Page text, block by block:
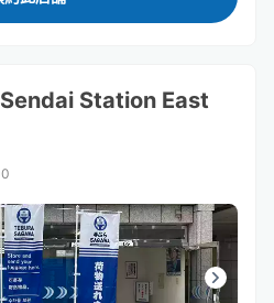
Station East